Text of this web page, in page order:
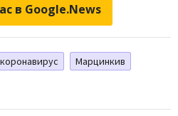
в Google.News
коронавирус
Марцинкив